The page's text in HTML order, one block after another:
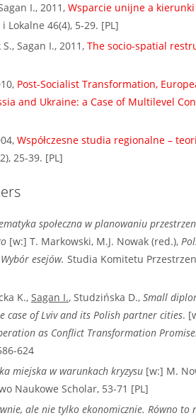
I., 2011, Wsparcie unijne a
Lokalne 46(4), 5-29. [PL]
Sagan I., 2011, The socio-spatial
Post-Socialist Transformation,
and Ukraine: a Case of Multilevel
Współczesne studia regionalne –
25-39. [PL]
społeczna w planowaniu
[w:] T. Markowski, M.J. Nowak (red.),
esejów. Studia Komitetu
K., Sagan I., Studzińska D., Small
case of Lviv and its Polish partner cities.
as Conflict Transformation
624
miejska w warunkach kryzysu [w:] M.
Naukowe Scholar, 53-71 [PL]
ale nie tylko ekonomicznie. Równo to